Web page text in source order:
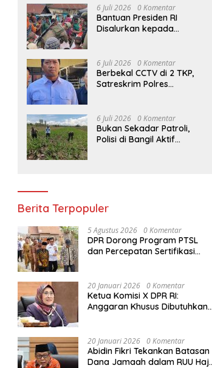
Diamankan
6 Juli 2026 0 Komentar
Bantuan Presiden RI
Disalurkan kepada
Trauma Healing di Intan
Jaya
6 Juli 2026 0 Komentar
Berbekal CCTV di 2 TKP,
Satreskrim Polres
Nyenyak di Sidoarjo
6 Juli 2026 0 Komentar
Bukan Sekadar Patroli,
Polisi di Bangil Aktif
Berita Terpopuler
5 Agustus 2026 0 Komentar
DPR Dorong Program PTSL
dan Percepatan Sertifikasi
20 Januari 2026 0 Komentar
Ketua Komisi X DPR RI:
Anggaran Khusus Dibutuhkan
Akibat Bencana
20 Januari 2026 0 Komentar
Abidin Fikri Tekankan Batasan
Dana Jamaah dalam RUU Haji